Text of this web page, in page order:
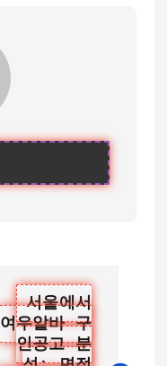
서울에서
여우알바 구
인공고 분